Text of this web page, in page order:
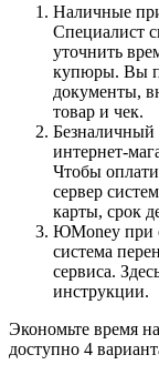
Наличные
Специалист
уточнить
купюры. Вы
документы,
товар и чек.
Безналичный
интернет-
Чтобы
сервер
карты, срок
ЮMoney при
система
сервиса.
инструкции.
Экономьте время
доступно 4